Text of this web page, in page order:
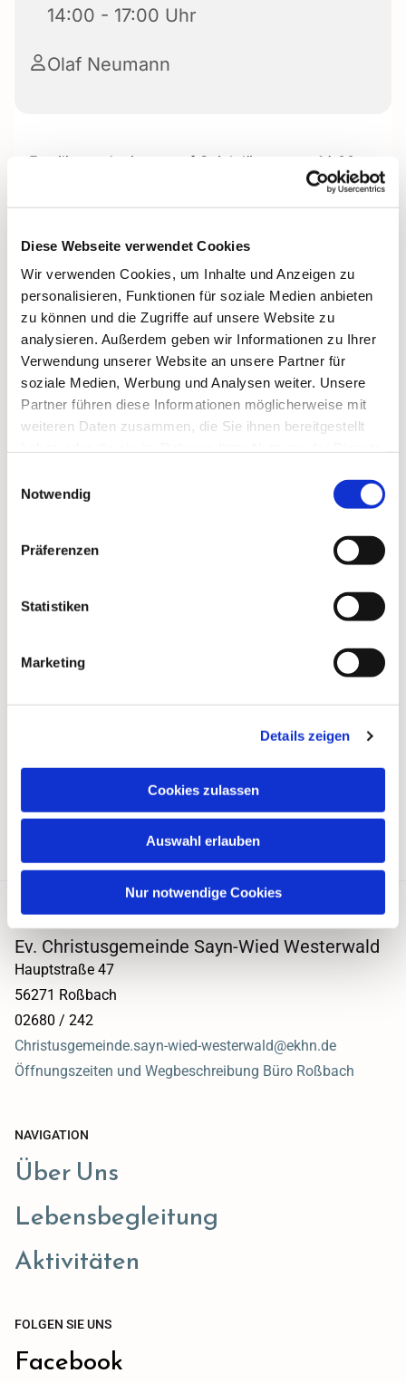
Diese Webseite verwendet Cookies
Wir verwenden Cookies, um Inhalte und Anzeigen zu
personalisieren, Funktionen für soziale Medien anbieten
zu können und die Zugriffe auf unsere Website zu
analysieren. Außerdem geben wir Informationen zu Ihrer
Verwendung unserer Website an unsere Partner für
soziale Medien, Werbung und Analysen weiter. Unsere
Partner führen diese Informationen möglicherweise mit
weiteren Daten zusammen, die Sie ihnen bereitgestellt
Notwendig
Präferenzen
Statistiken
Marketing
Details zeigen
Cookies zulassen
Auswahl erlauben
Nur notwendige Cookies
14:00 - 17:00 Uhr
Olaf Neumann
Familiennachmittage auf Spielplätzen von 14:00
Essen, Über 'Gott und die Welt reden'
Dies könnte Sie auch
interessieren
Ev. Christusgemeinde Sayn-Wied Westerwald
Hauptstraße 47
56271 Roßbach
02680 / 242
Christusgemeinde.sayn-wied-westerwald@ekhn.de
Öffnungszeiten und Wegbeschreibung Büro Roßbach
NAVIGATION
Über Uns
Lebensbegleitung
Aktivitäten
FOLGEN SIE UNS
Facebook